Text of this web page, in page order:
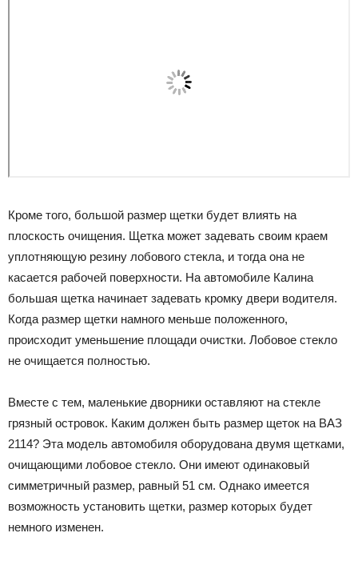
Кроме того, большой размер щетки будет влиять на
плоскость очищения. Щетка может задевать своим краем
уплотняющую резину лобового стекла, и тогда она не
касается рабочей поверхности. На автомобиле Калина
большая щетка начинает задевать кромку двери водителя.
Когда размер щетки намного меньше положенного,
происходит уменьшение площади очистки. Лобовое стекло
не очищается полностью.
Вместе с тем, маленькие дворники оставляют на стекле
грязный островок. Каким должен быть размер щеток на ВАЗ
2114? Эта модель автомобиля оборудована двумя щетками,
очищающими лобовое стекло. Они имеют одинаковый
симметричный размер, равный 51 см. Однако имеется
возможность установить щетки, размер которых будет
немного изменен.